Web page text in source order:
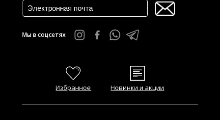
Мы в соцсетях
Избранное Новинки и акции